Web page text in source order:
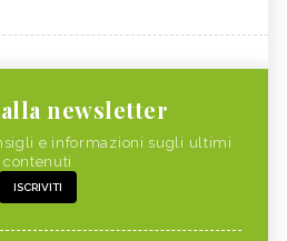
newsletter
e informazioni sugli ultimi
contenuti
ISCRIVITI